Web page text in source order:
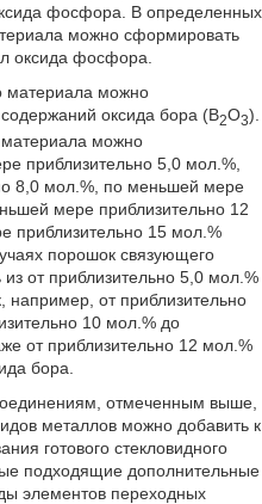
фосфора. В определенных
можно сформировать
оксида фосфора.
материала можно
оксида бора (В2О3).
можно
приблизительно 5,0 мол.%,
8,0 мол.%, по меньшей мере
мере приблизительно 12
приблизительно 15 мол.%
порошок связующего
от приблизительно 5,0 мол.%
например, от приблизительно
10 мол.% до
от приблизительно 12 мол.%
бора.
отмеченным выше,
металлов можно добавить к
готового стекловидного
подходящие дополнительные
элементов переходных